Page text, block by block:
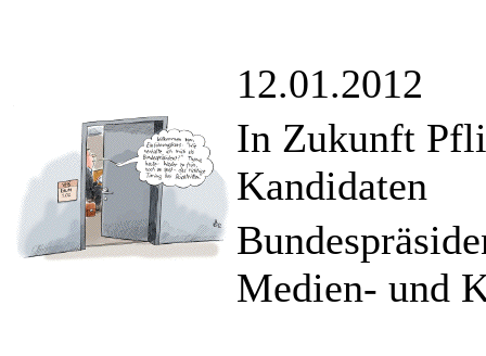
12.01.2012
In Zukunft
Kandidaten
Medien- und